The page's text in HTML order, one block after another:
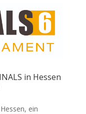
in Hessen
ein